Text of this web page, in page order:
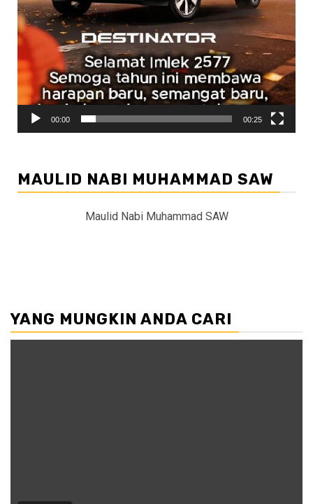
00:00 00:25
MAULID NABI MUHAMMAD SAW
Maulid Nabi Muhammad SAW
YANG MUNGKIN ANDA CARI